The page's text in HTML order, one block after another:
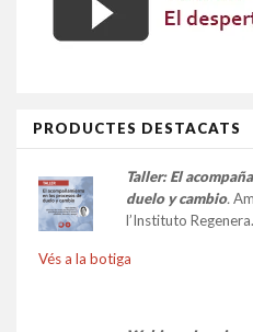
PRODUCTES DESTACATS
Taller: El
duelo y cambio.
l’Instituto Regenera.
Vés a la botiga